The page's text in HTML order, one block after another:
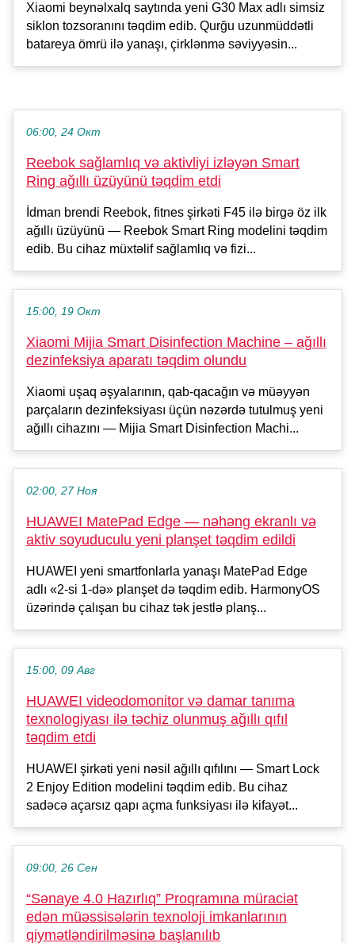
Xiaomi beynəlxalq saytında yeni G30 Max adlı simsiz
siklon tozsoranını təqdim edib. Qurğu uzunmüddətli
batareya ömrü ilə yanaşı, çirklənmə səviyyəsin...
06:00, 24 Окт
Reebok sağlamlıq və aktivliyi izləyən Smart
Ring ağıllı üzüyünü təqdim etdi
İdman brendi Reebok, fitnes şirkəti F45 ilə birgə öz ilk
ağıllı üzüyünü — Reebok Smart Ring modelini təqdim
edib. Bu cihaz müxtəlif sağlamlıq və fizi...
15:00, 19 Окт
Xiaomi Mijia Smart Disinfection Machine – ağıllı
dezinfeksiya aparatı təqdim olundu
Xiaomi uşaq əşyalarının, qab-qacağın və müəyyən
parçaların dezinfeksiyası üçün nəzərdə tutulmuş yeni
ağıllı cihazını — Mijia Smart Disinfection Machi...
02:00, 27 Ноя
HUAWEI MatePad Edge — nəhəng ekranlı və
aktiv soyuduculu yeni planşet təqdim edildi
HUAWEI yeni smartfonlarla yanaşı MatePad Edge
adlı «2-si 1-də» planşet də təqdim edib. HarmonyOS
üzərində çalışan bu cihaz tək jestlə planş...
15:00, 09 Авг
HUAWEI videodomonitor və damar tanıma
texnologiyası ilə təchiz olunmuş ağıllı qıfıl
təqdim etdi
HUAWEI şirkəti yeni nəsil ağıllı qıfılını — Smart Lock
2 Enjoy Edition modelini təqdim edib. Bu cihaz
sadəcə açarsız qapı açma funksiyası ilə kifayət...
09:00, 26 Сен
“Sənaye 4.0 Hazırlıq” Proqramına müraciət
edən müəssisələrin texnoloji imkanlarının
qiymətləndirilməsinə başlanılıb